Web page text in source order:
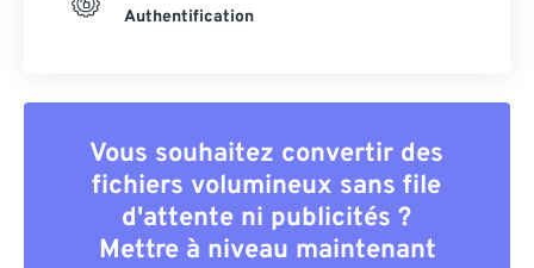
Authentification
Vous souhaitez convertir des
fichiers volumineux sans file
d'attente ni publicités ?
Mettre à niveau maintenant